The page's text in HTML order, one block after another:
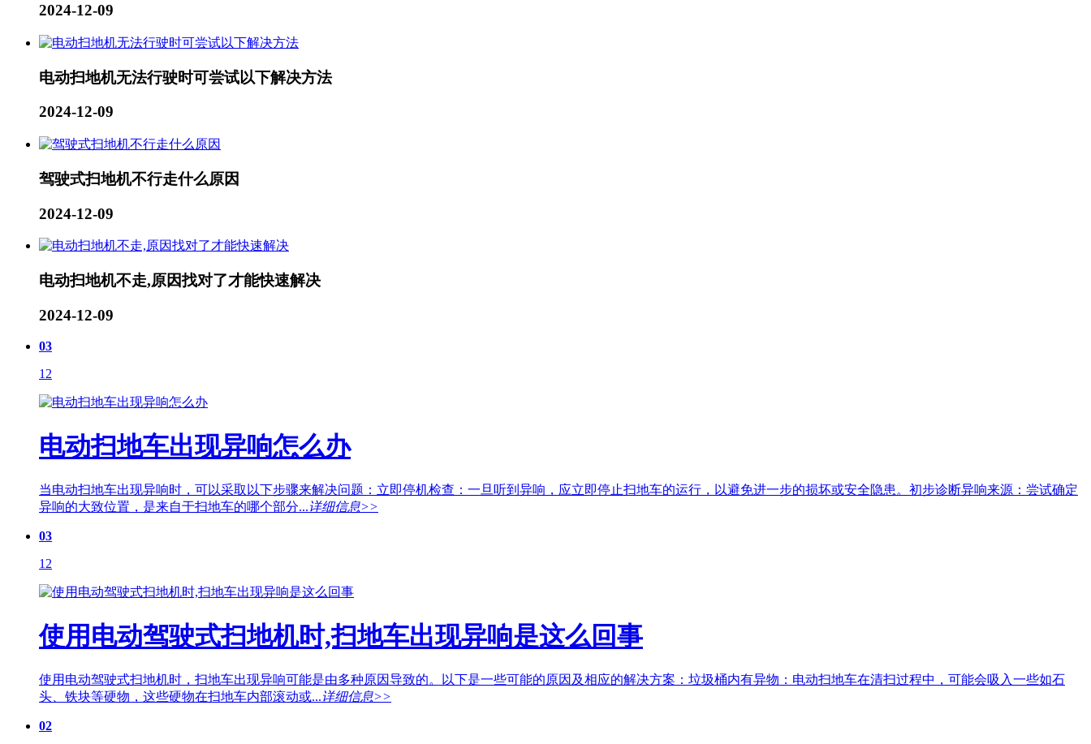
2024-12-09
电动扫地机无法行驶时可尝试以下解决方法
2024-12-09
驾驶式扫地机不行走什么原因
2024-12-09
电动扫地机不走,原因找对了才能快速解决
2024-12-09
03
12
电动扫地车出现异响怎么办
当电动扫地车出现异响时，可以采取以下步骤来解决问题：立即停机检查：一旦听到异响，应立即停止扫地车的运行，以避免进一步的损坏或安全隐患。初步诊断异响来源：尝试确定
异响的大致位置，是来自于扫地车的哪个部分...详细信息>>
03
12
使用电动驾驶式扫地机时,扫地车出现异响是这么回事
使用电动驾驶式扫地机时，扫地车出现异响可能是由多种原因导致的。以下是一些可能的原因及相应的解决方案：垃圾桶内有异物：电动扫地车在清扫过程中，可能会吸入一些如石
头、铁块等硬物，这些硬物在扫地车内部滚动或...详细信息>>
02